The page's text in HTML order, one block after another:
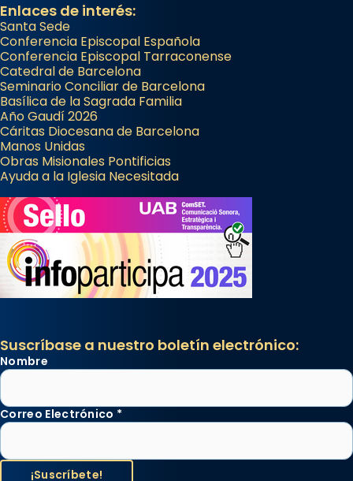
Enlaces de interés:
Santa Sede
Conferencia Episcopal Española
Conferencia Episcopal Tarraconense
Catedral de Barcelona
Seminario Conciliar de Barcelona
Basílica de la Sagrada Familia
Año Gaudí 2026
Cáritas Diocesana de Barcelona
Manos Unidas
Obras Misionales Pontificias
Ayuda a la Iglesia Necesitada
Suscríbase a nuestro boletín electrónico:
Nombre
Correo Electrónico *